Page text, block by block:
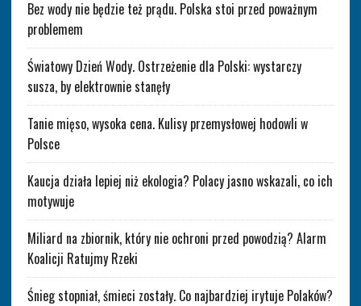
Bez wody nie będzie też prądu. Polska stoi przed poważnym
problemem
Światowy Dzień Wody. Ostrzeżenie dla Polski: wystarczy
susza, by elektrownie stanęły
Tanie mięso, wysoka cena. Kulisy przemysłowej hodowli w
Polsce
Kaucja działa lepiej niż ekologia? Polacy jasno wskazali, co ich
motywuje
Miliard na zbiornik, który nie ochroni przed powodzią? Alarm
Koalicji Ratujmy Rzeki
Śnieg stopniał, śmieci zostały. Co najbardziej irytuje Polaków?